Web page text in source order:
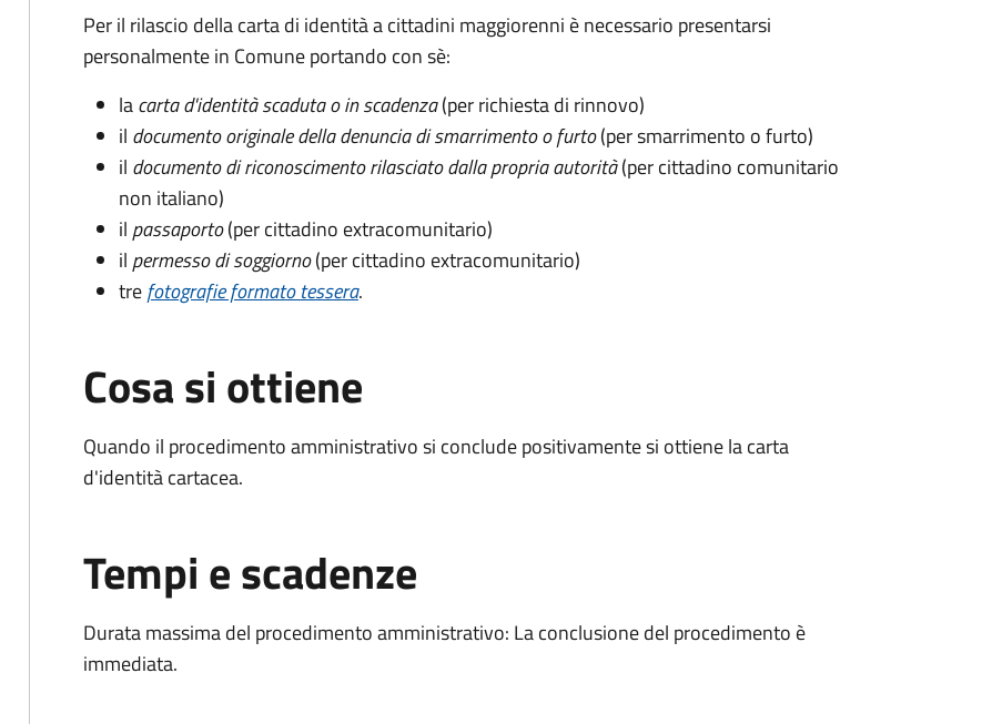
Per il rilascio della carta di identità a cittadini maggiorenni è necessario presentarsi
personalmente in Comune portando con sè:
lacarta d'identità scaduta o in scadenza(per richiesta di rinnovo)
il documento originale della denuncia di smarrimento o furto(per smarrimento o furto)
il documento di riconoscimento rilasciato dalla propria autorità(per cittadino comunitario
non italiano)
il passaporto(per cittadino extracomunitario)
il permesso di soggiorno(per cittadino extracomunitario)
trefotografie formato tessera.
Cosa si ottiene
Quando il procedimento amministrativo si conclude positivamente si ottiene la carta
d'identità cartacea.
Tempi e scadenze
Durata massima del procedimento amministrativo: La conclusione del procedimento è
immediata.